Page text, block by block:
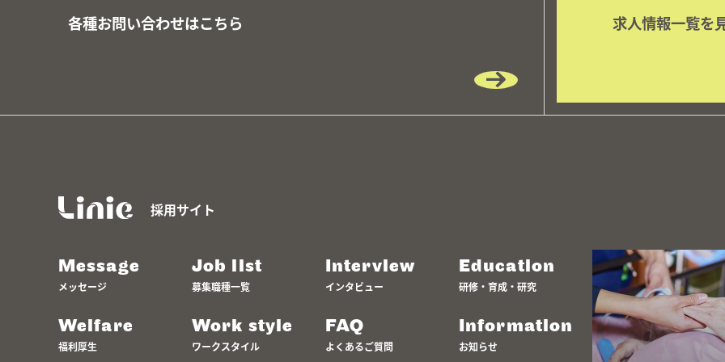
各種お問い合わせはこちら 求人情報一覧を
採用サイト
Message
メッセージ
Job list
募集職種一覧
Interview
インタビュー
Education
研修・育成・研究
Welfare
福利厚生
Work style
ワークスタイル
FAQ
よくあるご質問
Information
お知らせ